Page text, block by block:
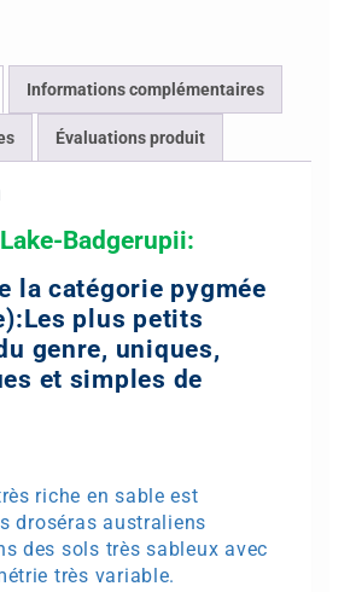
Informations complémentaires
Évaluations produit
Badgerupii:
la catégorie pygmée
plus petits
genre, uniques,
et simples de
riche en sable est
droséras australiens
des sols très sableux avec
très variable.